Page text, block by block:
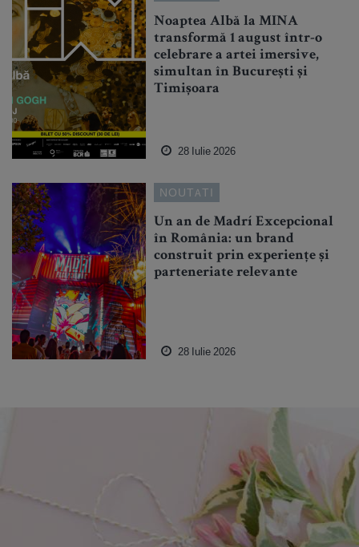
Noaptea Albă la MINA
transformă 1 august într-o
celebrare a artei imersive,
simultan în București și
Timișoara
28 Iulie 2026
NOUTATI
Un an de Madrí Excepcional
în România: un brand
construit prin experiențe și
parteneriate relevante
28 Iulie 2026